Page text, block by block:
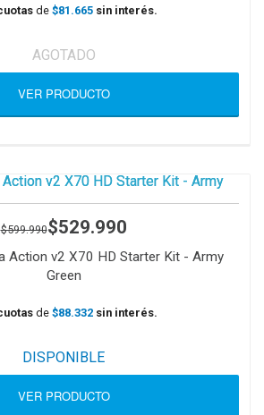
de $81.665 sin interés.
AGOTADO
VER PRODUCTO
$599.990$529.990
Action v2 X70 HD Starter Kit - Army
Green
de $88.332 sin interés.
DISPONIBLE
VER PRODUCTO